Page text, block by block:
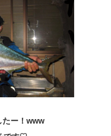
たー！www